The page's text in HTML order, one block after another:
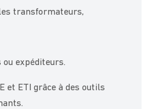
transformateurs,
expéditeurs.
et ETI grâce à des outils